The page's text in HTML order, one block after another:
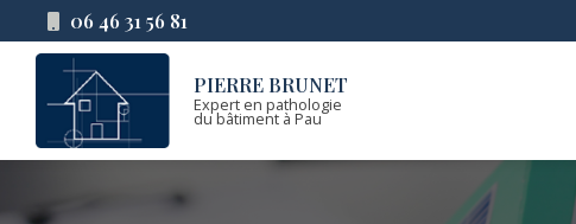
au
contenu
principal
06 46 31 56 81
PIERRE BRUNET
Expert en pathologie
du bâtiment à Pau